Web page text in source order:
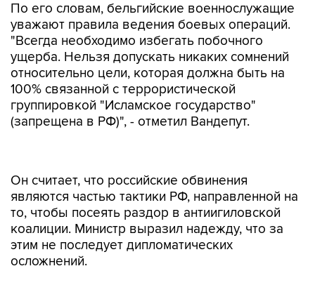
По его словам, бельгийские военнослужащие
уважают правила ведения боевых операций.
"Всегда необходимо избегать побочного
ущерба. Нельзя допускать никаких сомнений
относительно цели, которая должна быть на
100% связанной с террористической
группировкой "Исламское государство"
(запрещена в РФ)", - отметил Вандепут.
то, чтобы посеять раздор в антиигиловской
коалиции. Министр выразил надежду, что за
этим не последует дипломатических
осложнений.
Накануне в Минобороны России